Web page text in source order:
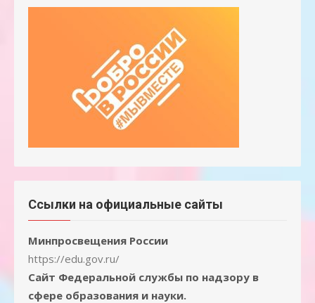
Ссылки на официальные сайты
Минпросвещения России
https://edu.gov.ru/
Сайт Федеральной службы по надзору в
сфере образования и науки.